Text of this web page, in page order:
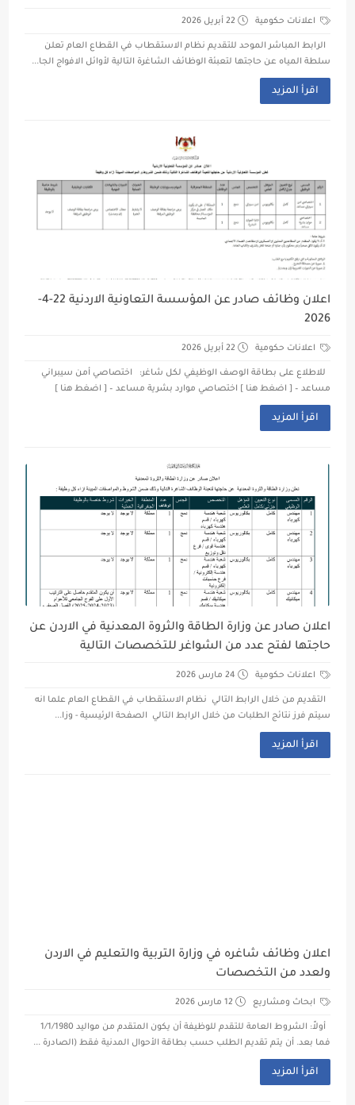
اعلانات حكومية 22 أبريل 2026
الرابط المباشر الموحد للتقديم نظام الاستقطاب في القطاع العام تعلن
سلطة المياه عن حاجتها لتعبئة الوظائف الشاغرة التالية لأوائل الافواج الجا...
اقرأ المزيد
اعلان وظائف صادر عن المؤسسة التعاونية الاردنية 22-4-
2026
اعلانات حكومية 22 أبريل 2026
للاطلاع على بطاقة الوصف الوظيفي لكل شاغر: اختصاصي أمن سيبراني
مساعد – [ اضغط هنا ] اختصاصي موارد بشرية مساعد – [ اضغط هنا ]
اقرأ المزيد
اعلان صادر عن وزارة الطاقة والثروة المعدنية في الاردن عن
حاجتها لفتح عدد من الشواغر للتخصصات التالية
اعلانات حكومية 24 مارس 2026
التقديم من خلال الرابط التالي نظام الاستقطاب في القطاع العام علما انه
سيتم فرز نتائج الطلبات من خلال الرابط التالي الصفحة الرئيسية - وزا...
اقرأ المزيد
اعلان وظائف شاغره في وزارة التربية والتعليم في الاردن
ولعدد من التخصصات
ابحاث ومشاريع 12 مارس 2026
أولاً: الشروط العامة للتقدم للوظيفة أن يكون المتقدم من مواليد 1/1/1980
فما بعد. أن يتم تقديم الطلب حسب بطاقة الأحوال المدنية فقط (الصادرة ...
اقرأ المزيد